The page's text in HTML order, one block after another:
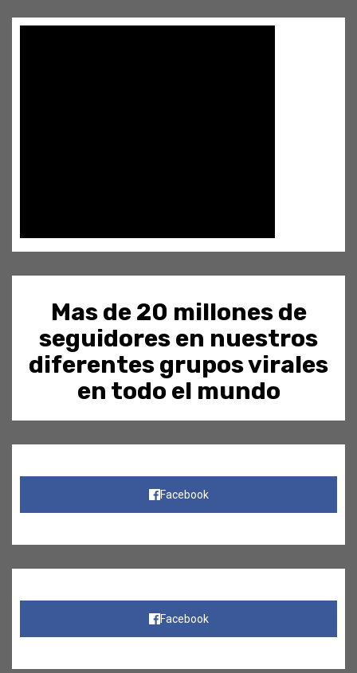
Mas de 20 millones de
seguidores en nuestros
diferentes grupos virales
en todo el mundo
Facebook
Facebook